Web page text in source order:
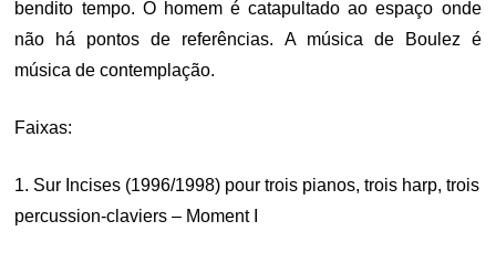
bendito tempo. O homem é catapultado ao espaço onde
não há pontos de referências. A música de Boulez é
música de contemplação.
Faixas:
1. Sur Incises (1996/1998) pour trois pianos, trois harp, trois
percussion-claviers – Moment I